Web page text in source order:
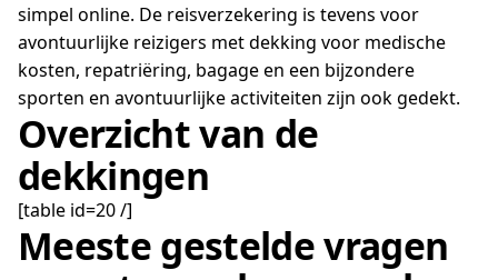
simpel online. De reisverzekering is tevens voor
avontuurlijke reizigers met dekking voor medische
kosten, repatriëring, bagage en een bijzondere
sporten en avontuurlijke activiteiten zijn ook gedekt.
Overzicht van de
dekkingen
[table id=20 /]
Meeste gestelde vragen